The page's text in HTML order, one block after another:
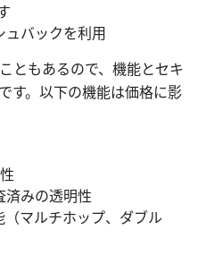
ュバックを利用
ともあるので、機能とセキ
す。以下の機能は価格に影
済みの透明性
マルチホップ、ダブル